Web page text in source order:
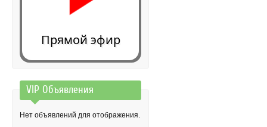
0:00
Прямой эфир
VIP Объявления
Нет объявлений для отображения.